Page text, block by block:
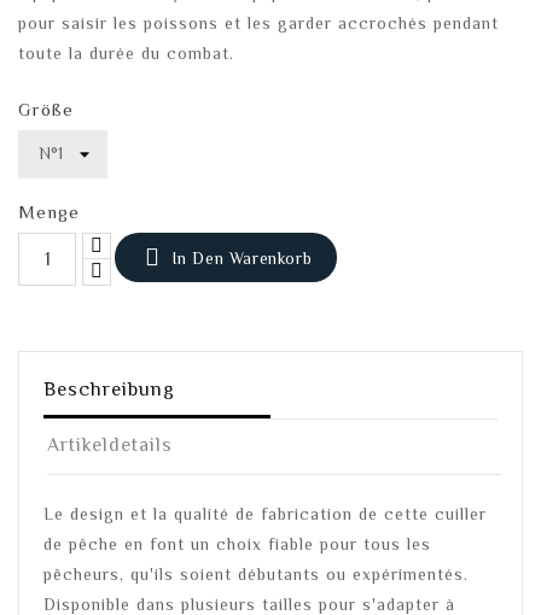
pour saisir les poissons et les garder accrochés pendant
toute la durée du combat.
Größe
Menge
 In Den Warenkorb
Beschreibung
Artikeldetails
Le design et la qualité de fabrication de cette cuiller
de pêche en font un choix fiable pour tous les
pêcheurs, qu'ils soient débutants ou expérimentés.
Disponible dans plusieurs tailles pour s'adapter à